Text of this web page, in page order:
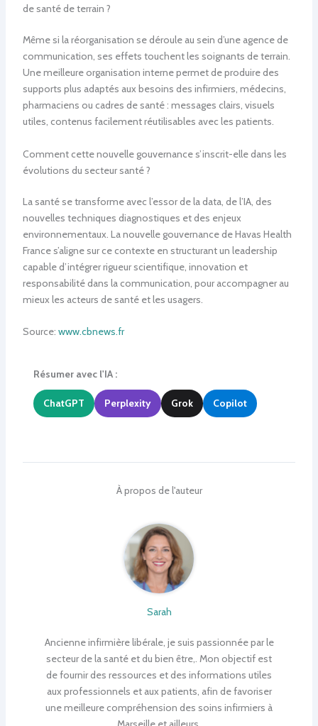
de santé de terrain ?
Même si la réorganisation se déroule au sein d’une agence de
communication, ses effets touchent les soignants de terrain.
Une meilleure organisation interne permet de produire des
supports plus adaptés aux besoins des infirmiers, médecins,
pharmaciens ou cadres de santé : messages clairs, visuels
utiles, contenus facilement réutilisables avec les patients.
Comment cette nouvelle gouvernance s’inscrit-elle dans les
évolutions du secteur santé ?
La santé se transforme avec l’essor de la data, de l’IA, des
nouvelles techniques diagnostiques et des enjeux
environnementaux. La nouvelle gouvernance de Havas Health
France s’aligne sur ce contexte en structurant un leadership
capable d’intégrer rigueur scientifique, innovation et
responsabilité dans la communication, pour accompagner au
mieux les acteurs de santé et les usagers.
Source: www.cbnews.fr
Résumer avec l'IA :
ChatGPT Perplexity Grok Copilot
À propos de l'auteur
Sarah
Ancienne infirmière libérale, je suis passionnée par le
secteur de la santé et du bien être,. Mon objectif est
de fournir des ressources et des informations utiles
aux professionnels et aux patients, afin de favoriser
une meilleure compréhension des soins infirmiers à